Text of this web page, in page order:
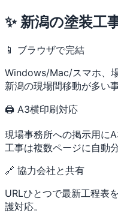
✨ 新潟の塗装工
📱 ブラウザで完結
Windows/Mac/スマホ、
新潟の現場間移動が多い
🖨 A3横印刷対応
現場事務所への掲示用に
工事は複数ページに自動分
🔗 協力会社と共有
URLひとつで最新工程表
護対応。